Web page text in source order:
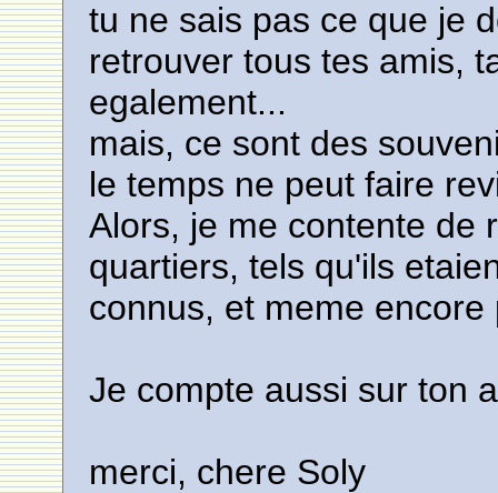
tu ne sais pas ce que je
retrouver tous tes amis,
egalement...
mais, ce sont des
le temps ne peut faire
Alors, je me contente de
quartiers, tels qu'ils
connus, et meme encore
Je compte aussi sur ton
merci, chere Soly